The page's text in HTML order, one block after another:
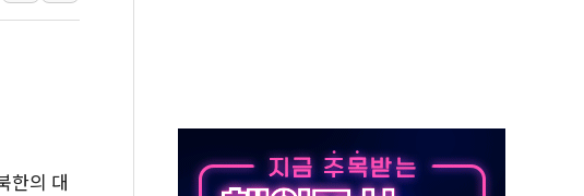
거리 탄도미사일 1발 발사… 올해 10번째·42일 만 도발
, 송정' 시즌2
한의 대